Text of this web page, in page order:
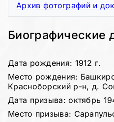
Биографические
Дата рождения: 1912 г.
Место рождения:
Красноборский р-н, д.
Дата призыва: октябрь
Место призыва:
Архив фотографий и